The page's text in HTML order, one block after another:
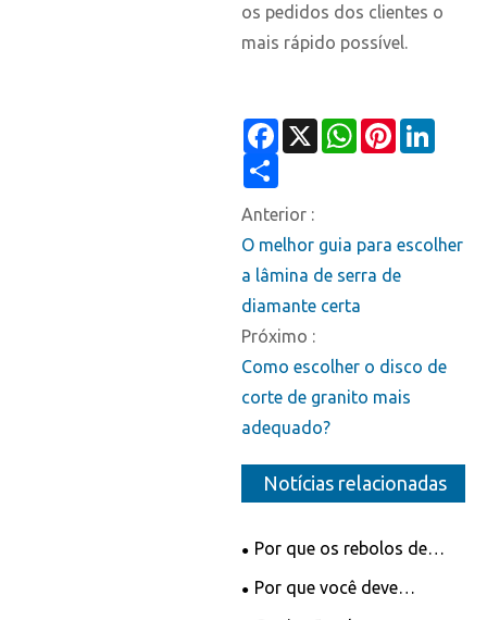
os pedidos dos clientes o
mais rápido possível.
Facebook
X WhatsAppPinterest
Anterior :
O melhor guia para escolher
a lâmina de serra de
diamante certa
Próximo :
Como escolher o disco de
corte de granito mais
adequado?
Notícias relacionadas
Por que os rebolos de
diamante segmentados são
essenciais para a
Por que você deve
escolher uma lâmina de